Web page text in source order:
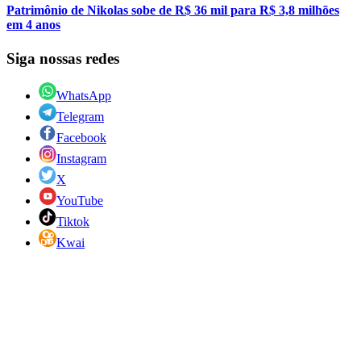
Patrimônio de Nikolas sobe de R$ 36 mil para R$ 3,8 milhões
em 4 anos
Siga nossas redes
WhatsApp
Telegram
Facebook
Instagram
X
YouTube
Tiktok
Kwai